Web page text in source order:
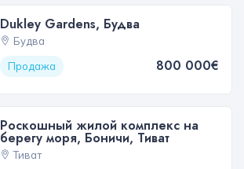
Dukley Gardens, Будва
Будва
Продажа
800 000€
Роскошный жилой комплекс на
берегу моря, Боничи, Тиват
Тиват